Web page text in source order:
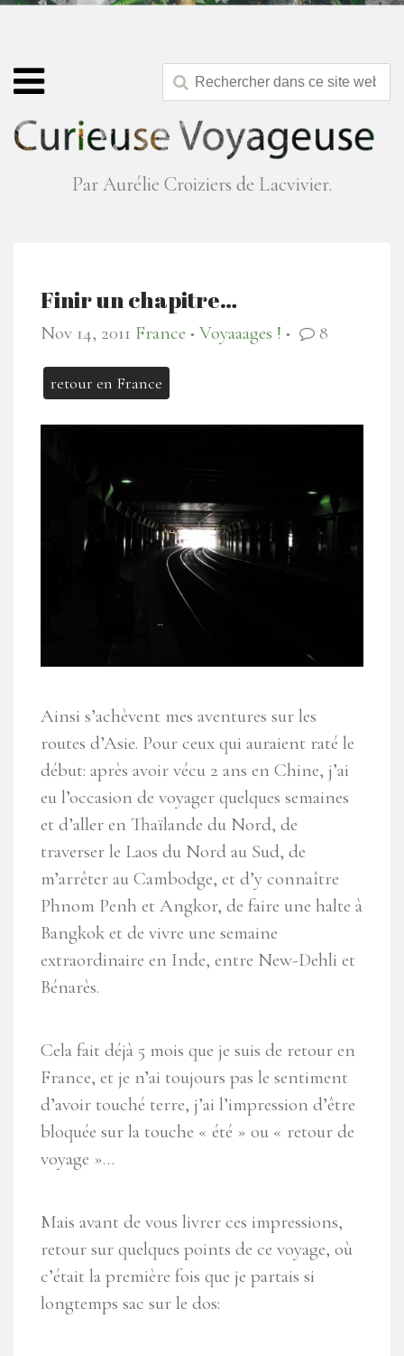
Par Aurélie Croiziers de Lacvivier.
Finir un chapitre…
Nov 14, 2011 France ● Voyaaages ! ● 8
retour en France
Ainsi s’achèvent mes aventures sur les
routes d’Asie. Pour ceux qui auraient raté le
début: après avoir vécu 2 ans en Chine, j’ai
eu l’occasion de voyager quelques semaines
et d’aller en Thaïlande du Nord, de
traverser le Laos du Nord au Sud, de
m’arrêter au Cambodge, et d’y connaître
Phnom Penh et Angkor, de faire une halte à
Bangkok et de vivre une semaine
extraordinaire en Inde, entre New-Dehli et
Bénarès.
Cela fait déjà 5 mois que je suis de retour en
France, et je n’ai toujours pas le sentiment
d’avoir touché terre, j’ai l’impression d’être
bloquée sur la touche « été » ou « retour de
voyage »…
Mais avant de vous livrer ces impressions,
retour sur quelques points de ce voyage, où
c’était la première fois que je partais si
longtemps sac sur le dos: